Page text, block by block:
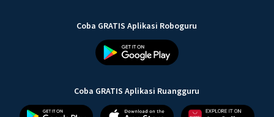
Coba GRATIS Aplikasi Roboguru
Coba GRATIS Aplikasi Ruangguru